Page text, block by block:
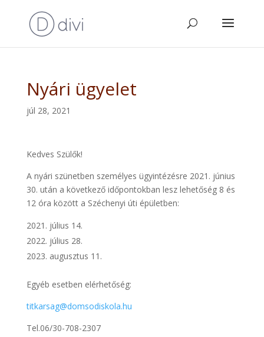
Nyári ügyelet
júl 28, 2021
Kedves Szülők!
A nyári szünetben személyes ügyintézésre 2021. június
30. után a következő időpontokban lesz lehetőség 8 és
12 óra között a Széchenyi úti épületben:
július 14.
július 28.
augusztus 11.
Egyéb esetben elérhetőség:
titkarsag@domsodiskola.hu
Tel.06/30-708-2307